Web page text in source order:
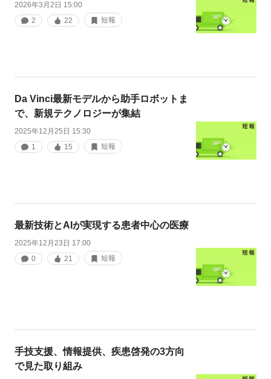
2026年3月2日 15:00
2
22 短報
Da Vinci最新モデルから助手ロボットま
で、新規テクノロジーが集結
2025年12月25日 15:30
1
15 短報
最新技術とAIが実現する患者中心の医療
2025年12月23日 17:00
0
21 短報
手技支援、情報提供、疾患啓発の3方向
で見た取り組み